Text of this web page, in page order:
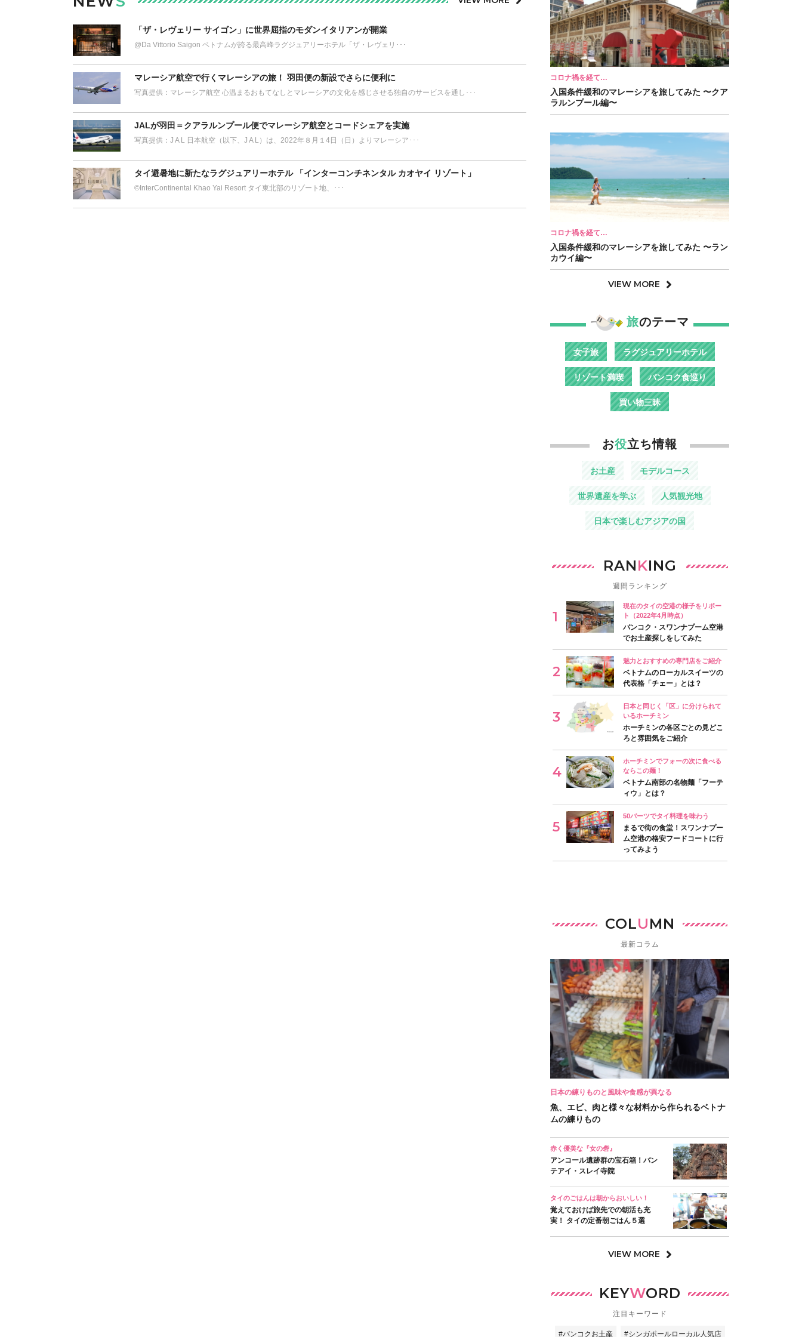
「ザ・レヴェリー サイゴン」に世界屈指のモダンイタリアンが開業
@Da Vittorio Saigon ベトナムが誇る最高峰ラグジュアリーホテル「ザ・レヴェリ･･･
マレーシア航空で行くマレーシアの旅！ 羽田便の新設でさらに便利に
写真提供：マレーシア航空 心温まるおもてなしとマレーシアの文化を感じさせる独自のサービスを通し･･･
JALが羽田＝クアラルンプール便でマレーシア航空とコードシェアを実施
写真提供：J A L 日本航空（以下、J A L）は、2022年８月１4日（日）よりマレーシア･･･
タイ避暑地に新たなラグジュアリーホテル 「インターコンチネンタル カオヤイ リゾート」
©︎InterContinental Khao Yai Resort タイ東北部のリゾート地、･･･
コロナ禍を経て…
入国条件緩和のマレーシアを旅してみた 〜クア
ラルンプール編〜
コロナ禍を経て…
入国条件緩和のマレーシアを旅してみた 〜ラン
カウイ編〜
VIEW MORE
旅のテーマ
女子旅 ラグジュアリーホテル
リゾート満喫 バンコク食巡り
買い物三昧
お役立ち情報
お土産 モデルコース
世界遺産を学ぶ 人気観光地
日本で楽しむアジアの国
RANKING
週間ランキング
現在のタイの空港の様子をリポー
ト（2022年4月時点）
バンコク・スワンナプーム空港
でお土産探しをしてみた
魅力とおすすめの専門店をご紹介
ベトナムのローカルスイーツの
代表格「チェー」とは？
日本と同じく「区」に分けられて
いるホーチミン
ホーチミンの各区ごとの見どこ
ろと雰囲気をご紹介
ホーチミンでフォーの次に食べる
ならこの麺！
ベトナム南部の名物麺「フーテ
ィウ」とは？
50バーツでタイ料理を味わう
まるで街の食堂！スワンナプー
ム空港の格安フードコートに行
ってみよう
COLUMN
最新コラム
日本の練りものと風味や食感が異なる
魚、エビ、肉と様々な材料から作られるベトナ
ムの練りもの
赤く優美な『女の砦』
アンコール遺跡群の宝石箱！バン
テアイ・スレイ寺院
タイのごはんは朝からおいしい！
覚えておけば旅先での朝活も充
実！ タイの定番朝ごはん５選
VIEW MORE
KEYWORD
注目キーワード
#バンコクお土産 #シンガポールローカル人気店